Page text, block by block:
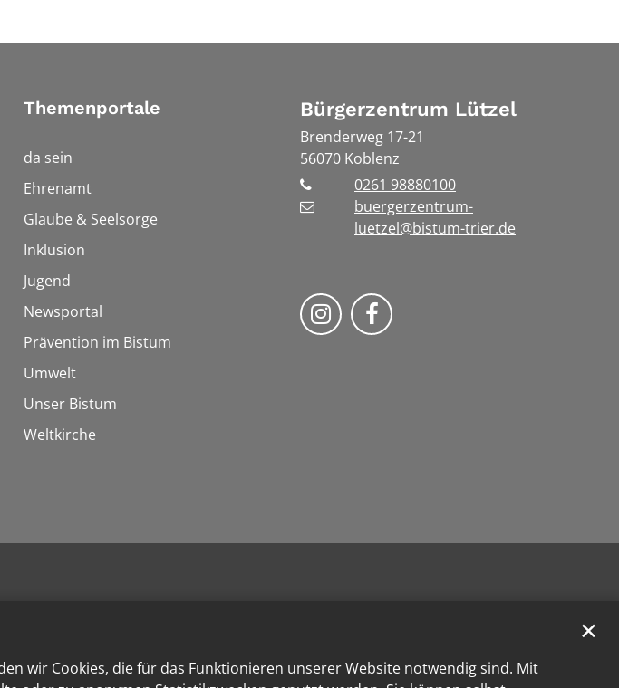
wir Cookies, die für das Funktionieren unserer Website notwendig sind. Mit
✕
Themenportale
da sein
Ehrenamt
Glaube & Seelsorge
Inklusion
Jugend
Newsportal
Prävention im Bistum
Umwelt
Unser Bistum
Weltkirche
Bürgerzentrum Lützel
Brenderweg 17-21
56070 Koblenz
0261 98880100
buergerzentrum-
luetzel@bistum-trier.de
Folge uns auf Instragram
Folge uns auf Facebook